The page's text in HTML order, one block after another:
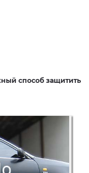
способ защитить